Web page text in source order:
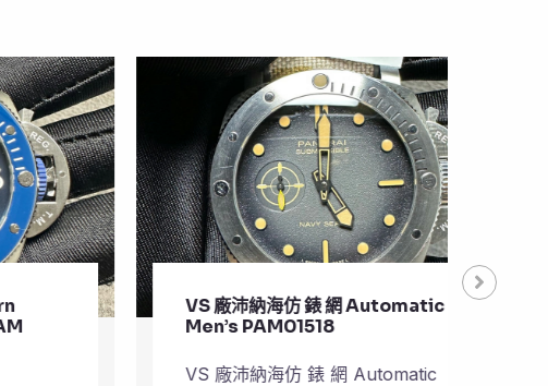
VS 廠沛納海仿 錶 網 Automatic
Men’s PAM01518
VS 廠沛納海仿 錶 網 Automatic